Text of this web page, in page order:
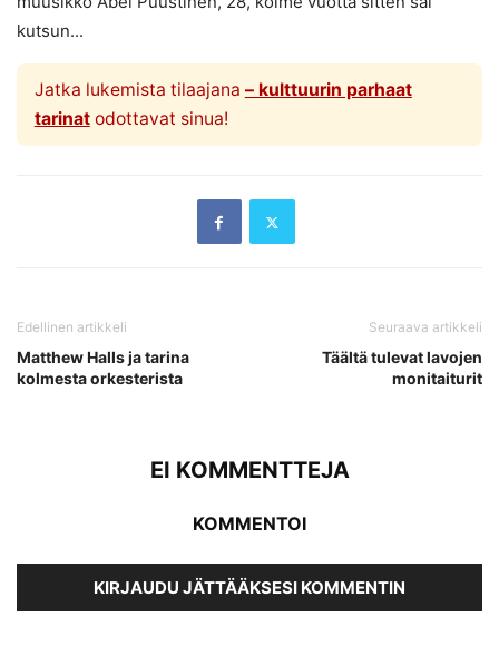
kutsun...
Jatka lukemista tilaajana – kulttuurin parhaat
tarinatodottavat sinua!
Edellinen artikkeli
Matthew Halls ja tarina
kolmesta orkesterista
Seuraava artikkeli
Täältä tulevat lavojen
monitaiturit
EI KOMMENTTEJA
KOMMENTOI
KIRJAUDU JÄTTÄÄKSESI KOMMENTIN